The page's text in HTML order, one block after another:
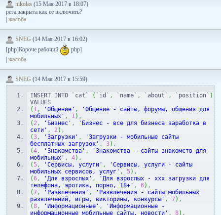
nikolas (15 Мая 2017 в 18:07)
рега закрыта как ее включить?
жалоба
SNEG (14 Мая 2017 в 16:02)
[php]Короче рабочий
php]
| жалоба
SNEG (14 Мая 2017 в 15:59)
INSERT INTO `cat` ( `id` , `name` , `about` , `position` )
VALUES
( 1, 'Общение' ,
'Общение - сайты, форумы, общения для
мобильных' , 1) ,
( 2, 'Бизнес' ,
'Бизнес - все для бизнеса заработка в
сети' , 2) ,
(3, 'Загрузки' ,
'Загрузки - мобильные сайты
бесплатных загрузок' , 3) ,
(4, 'Знакомства' ,
'Знакомства - сайты знакомств для
мобильных' , 4) ,
( 5, 'Сервисы, услуги' ,
'Сервисы, услуги - сайты
мобильных сервисов, услуг' , 5) ,
(6, 'Для взрослых' ,
'Для взрослых - ххх загрузки для
телефона, эротика, порно, 18+' , 6) ,
(7, 'Развлечения' ,
'Развлечения - сайты мобильных
развлечений, игры, викторины, конкурсы' , 7) ,
(8, 'Информационные' ,
'Информационные -
информационные мобильные сайты, новости' , 8) ,